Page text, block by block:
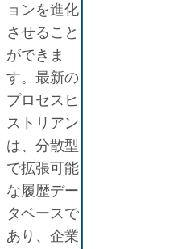
ョンを進化
させること
ができま
す。最新の
プロセスヒ
ストリアン
は、分散型
で拡張可能
な履歴デー
タベースで
あり、企業